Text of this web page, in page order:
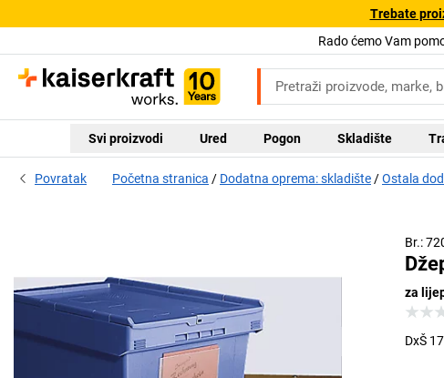
Trebate
Rado ćemo Vam
Svi proizvodi Ured Pogon Skladište
Povratak Početna stranica Dodatna oprema: skladište Ostala
Br.:
za
DxŠ